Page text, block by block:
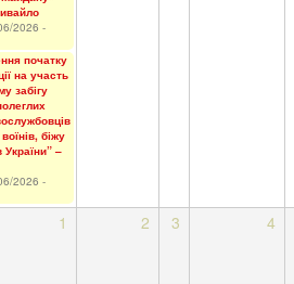
2026 -
початку
на участь
забігу
біжу
України” –
2026 -
1 2 3 4